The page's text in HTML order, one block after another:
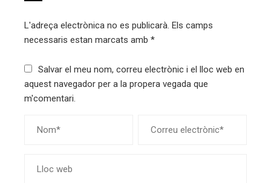
L'adreça electrònica no es publicarà. Els camps
necessaris estan marcats amb *
Salvar el meu nom, correu electrònic i el lloc web en
aquest navegador per a la propera vegada que
m'comentari.